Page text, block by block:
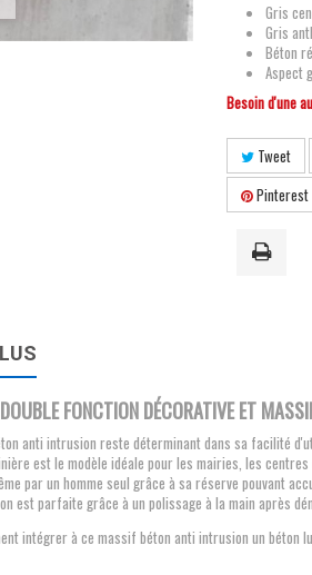
Gris
Gris
Béton
Aspect
Besoin d'une
Tweet
Pinterest
FONCTION DÉCORATIVE ET
anti intrusion reste déterminant dans sa facilité
est le modèle idéale pour les mairies, les
par un homme seul grâce à sa réserve pouvant
est parfaite grâce à un polissage à la main après
intégrer à ce massif béton anti intrusion un